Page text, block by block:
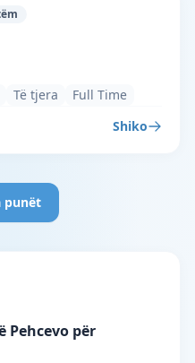
· Tiranë · #2479 —
Të tjera Full Time
Shiko
punët
Pehcevo për